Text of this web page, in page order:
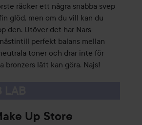
räcker ett några snabba svep
glöd, men om du vill kan du
den. Utöver det har Nars
perfekt balans mellan
toner och drar inte för
bronzers lätt kan göra. Najs!
Up Store